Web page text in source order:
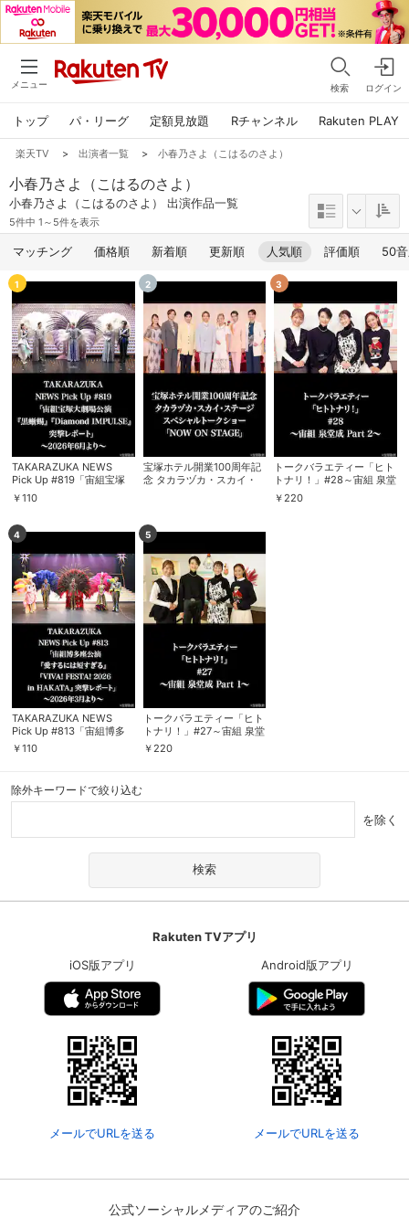
メニュー 検索 ログイン
トップ パ・リーグ 定額見放題 Rチャンネル Rakuten PLAY
楽天TV > 出演者一覧 > 小春乃さよ（こはるのさよ）
小春乃さよ（こはるのさよ）
小春乃さよ（こはるのさよ） 出演作品一覧
5件中 1～5件を表示
マッチング 価格順 新着順 更新順 人気順 評価順 50
1
TAKARAZUKA NEWS
Pick Up #819「宙組宝塚
大劇場公演『黒蜥蜴』
『Diamond IMPULSE』突
より～
￥110
2
宝塚ホテル開業100周年記
念 タカラヅカ・スカイ・
3
トークバラエティー「ヒト
トナリ！」#28～宙組 泉堂
成 Part 2～
￥220
4
TAKARAZUKA NEWS
Pick Up #813「宙組博多
座公演『愛するには短すぎ
る』『VIVA! FESTA! 2026
￥110
5
トークバラエティー「ヒト
トナリ！」#27～宙組 泉堂
成 Part 1～
￥220
除外キーワードで絞り込む
を除く
Rakuten TVアプリ
iOS版アプリ
メールでURLを送る
Android版アプリ
メールでURLを送る
公式ソーシャルメディアのご紹介